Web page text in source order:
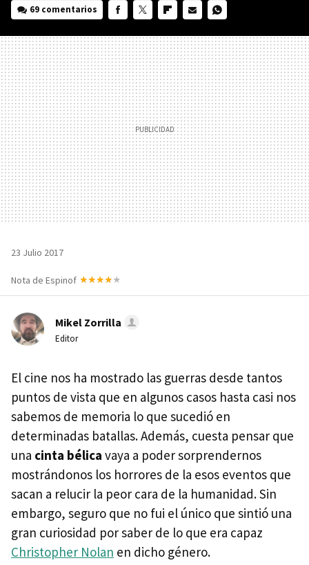
69 comentarios
MAIL
23 Julio 2017
Nota de Espinof
Mikel Zorrilla
Editor
El cine nos ha mostrado las guerras desde tantos
puntos de vista que en algunos casos hasta casi nos
sabemos de memoria lo que sucedió en
determinadas batallas. Además, cuesta pensar que
una cinta bélica vaya a poder sorprendernos
mostrándonos los horrores de la esos eventos que
sacan a relucir la peor cara de la humanidad. Sin
embargo, seguro que no fui el único que sintió una
gran curiosidad por saber de lo que era capaz
Christopher Nolan en dicho género.